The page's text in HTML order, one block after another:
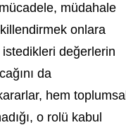
müdahale
onlara
istedikleri değerlerin
da
hem toplumsal
o rolü kabul